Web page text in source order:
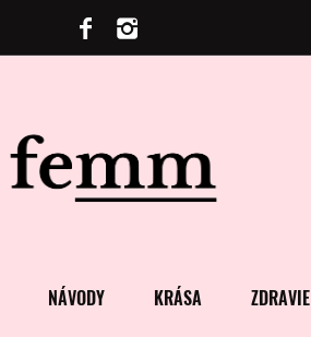
NÁVODY KRÁSA ZDRAVIE